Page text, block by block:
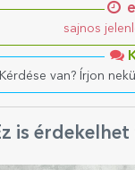
van? Írjon
is érdekelhet